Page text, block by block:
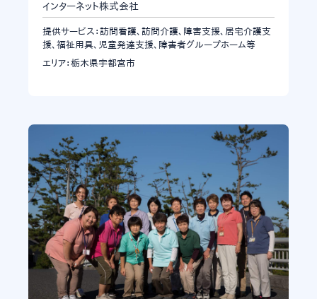
インターネット株式会社
提供サービス：訪問看護、訪問介護、障害支援、居宅介護支
援、福祉用具、児童発達支援、障害者グループホーム等
エリア：栃木県宇都宮市